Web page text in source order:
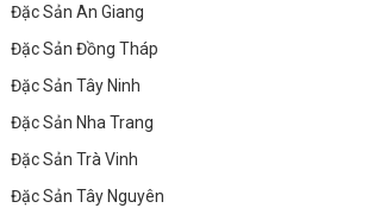
Đặc Sản An Giang
Đặc Sản Đồng Tháp
Đặc Sản Tây Ninh
Đặc Sản Nha Trang
Đặc Sản Trà Vinh
Đặc Sản Tây Nguyên